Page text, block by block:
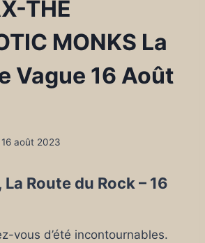
THE
MONKS La
Vague 16 Août
16 août 2023
Route du Rock – 16
vous d’été incontournables.